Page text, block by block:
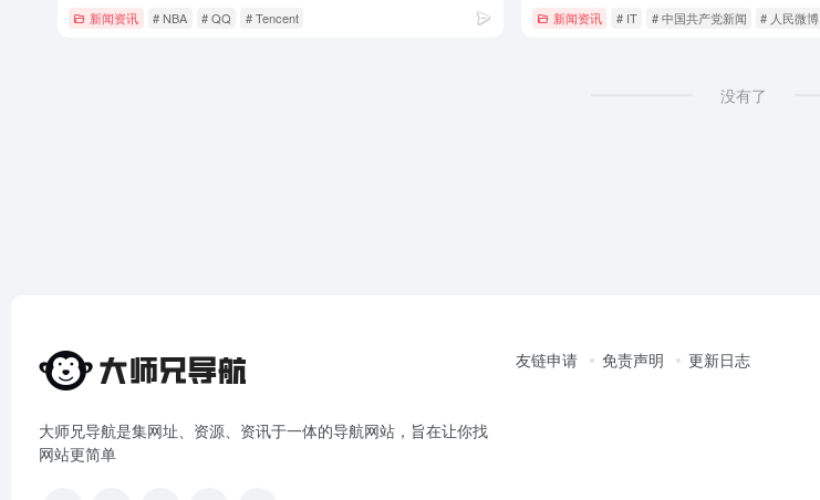
新闻资讯 # NBA # QQ # Tencent 新闻资讯 # IT # 中国共产党新闻 # 人民微博
没有了
大师兄导航是集网址、资源、资讯于一体的导航网站，旨在让你找
网站更简单
友链申请 免责声明 更新日志